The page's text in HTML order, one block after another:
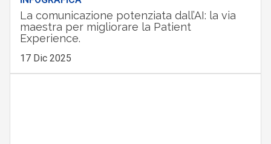
La comunicazione potenziata dall’AI: la via
maestra per migliorare la Patient
Experience.
17 Dic 2025